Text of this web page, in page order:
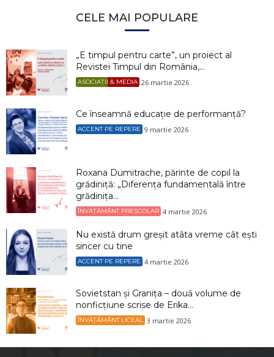
CELE MAI POPULARE
„E timpul pentru carte”, un proiect al
Revistei Timpul din România,...
ASOCIAȚII & MEDIA 26 martie 2026
Ce înseamnă educație de performanță?
ACCENT PE REPERE 9 martie 2026
Roxana Dumitrache, părinte de copil la
grădiniță: „Diferența fundamentală între
grădinița...
ÎNVĂȚĂMÂNT PREȘCOLAR 4 martie 2026
Nu există drum greșit atâta vreme cât ești
sincer cu tine
ACCENT PE REPERE 4 martie 2026
Sovietstan și Granița – două volume de
nonficțiune scrise de Erika...
ÎNVĂȚĂMÂNT LICEAL 3 martie 2026